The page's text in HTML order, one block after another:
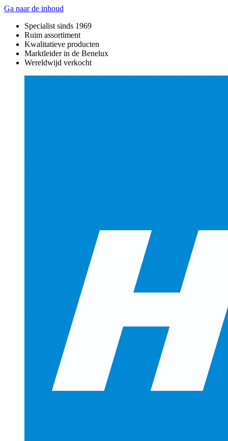
Ga naar de inhoud
Specialist sinds 1969
Ruim assortiment
Kwalitatieve producten
Marktleider in de Benelux
Wereldwijd verkocht